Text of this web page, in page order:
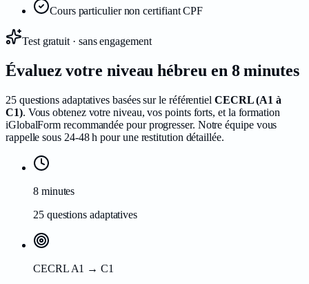
Cours particulier non certifiant CPF
Test gratuit · sans engagement
Évaluez votre niveau hébreu en 8 minutes
25 questions adaptatives basées sur le référentiel CECRL (A1 à
C1). Vous obtenez votre niveau, vos points forts, et la formation
iGlobalForm recommandée pour progresser. Notre équipe vous
rappelle sous 24-48 h pour une restitution détaillée.
8 minutes
25 questions adaptatives
CECRL A1 → C1